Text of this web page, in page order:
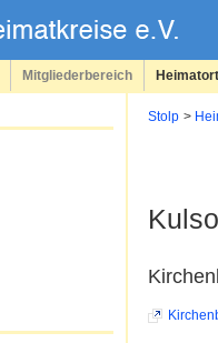
Mitgliederbereich
Stolp